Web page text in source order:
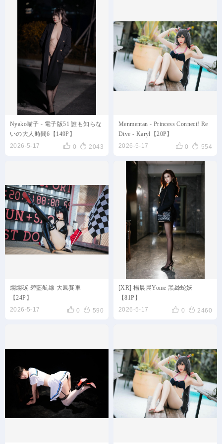
Nyako喵子 - 電子版51 誰も知らな
いの大人時間6【149P】
2026-5-17
 0  2043
Menmentan - Princess Connect! Re
Dive - Karyl【20P】
2026-5-17
 0  554
燜燜碳 碧藍航線 大鳳賽車
【24P】
2026-5-17
 0  590
[XR] 楊晨晨Yome 黑絲蛇妖
【81P】
2026-5-17
 0  2460